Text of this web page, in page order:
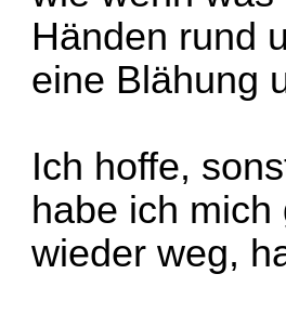
Händen rund
eine Blähung
Ich hoffe,
habe ich
wieder weg,